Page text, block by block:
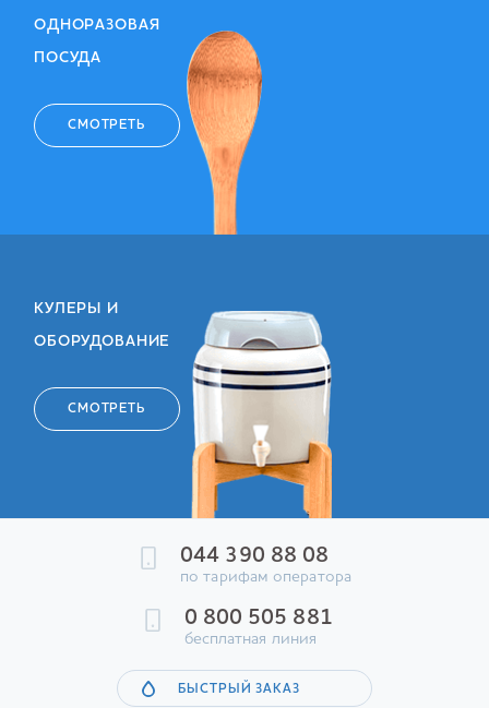
ОДНОРАЗОВАЯ
ПОСУДА
СМОТРЕТЬ
КУЛЕРЫ И
ОБОРУДОВАНИЕ
СМОТРЕТЬ
044 390 88 08
по тарифам оператора
0 800 505 881
бесплатная линия
БЫСТРЫЙ ЗАКАЗ